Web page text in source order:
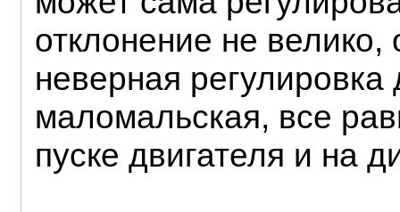
отклонение не велико,
неверная
маломальская, все
пуске двигателя и на